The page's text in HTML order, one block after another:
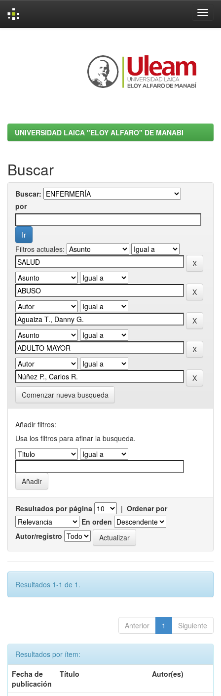
UNIVERSIDAD LAICA "ELOY ALFARO" DE MANABI
Buscar
Buscar:
por
Filtros actuales:
Comenzar nueva busqueda
Añadir filtros:
Usa los filtros para afinar la busqueda.
Resultados por página | Ordenar por
En orden
Autor/registro
Resultados 1-1 de 1.
Anterior 1 Siguiente
Resultados por ítem:
Fecha de
publicación
Título Autor(es)